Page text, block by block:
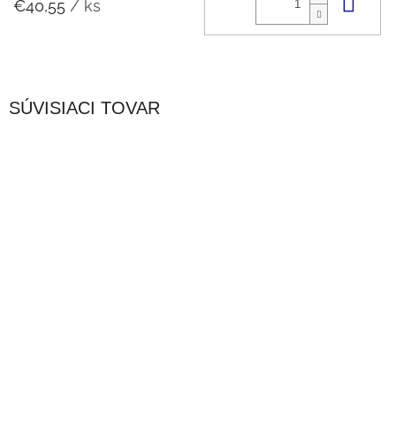
SÚVISIACI TOVAR
€40,55 / ks